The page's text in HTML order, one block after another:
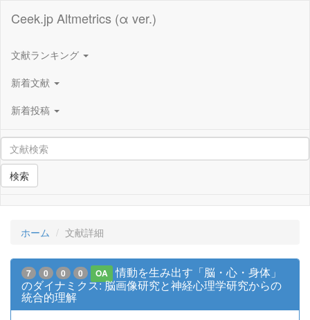
Ceek.jp Altmetrics (α ver.)
文献ランキング
新着文献
新着投稿
検索
ホーム 文献詳細
7 0 0 0 OA
情動を生み出す「脳・心・身体」
のダイナミクス: 脳画像研究と神経心理学研究からの
統合的理解